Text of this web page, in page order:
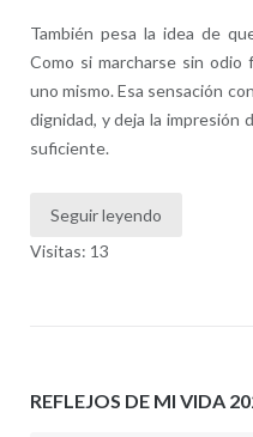
También pesa la idea de
Como si marcharse sin odio
uno mismo. Esa sensación
dignidad, y deja la impresión
suficiente.
Seguir leyendo
Visitas: 13
REFLEJOS DE MI VIDA